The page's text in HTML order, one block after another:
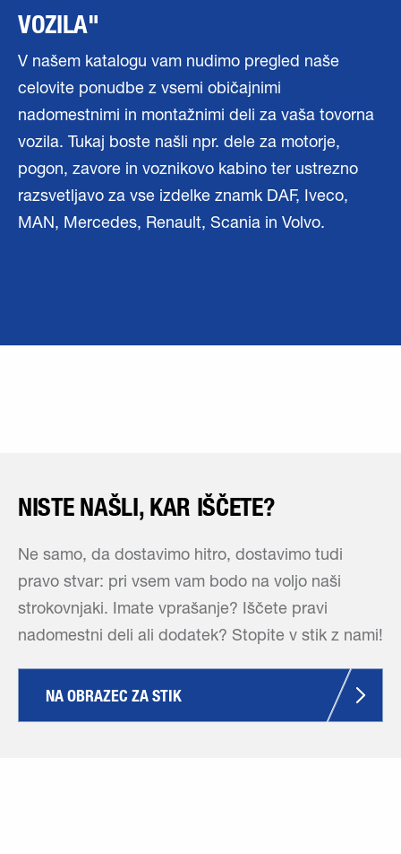
VOZILA"
V našem katalogu vam nudimo pregled naše
celovite ponudbe z vsemi običajnimi
nadomestnimi in montažnimi deli za vaša tovorna
vozila. Tukaj boste našli npr. dele za motorje,
pogon, zavore in voznikovo kabino ter ustrezno
razsvetljavo za vse izdelke znamk DAF, Iveco,
MAN, Mercedes, Renault, Scania in Volvo.
NISTE NAŠLI, KAR IŠČETE?
Ne samo, da dostavimo hitro, dostavimo tudi
pravo stvar: pri vsem vam bodo na voljo naši
strokovnjaki. Imate vprašanje? Iščete pravi
nadomestni deli ali dodatek? Stopite v stik z nami!
NA OBRAZEC ZA STIK